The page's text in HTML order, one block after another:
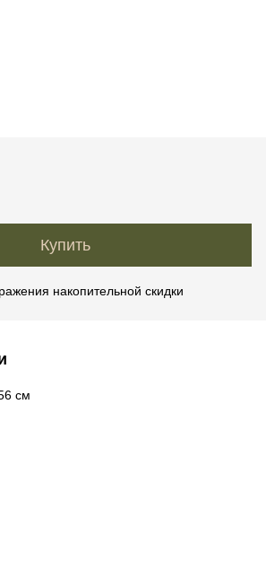
Купить
накопительной скидки
см